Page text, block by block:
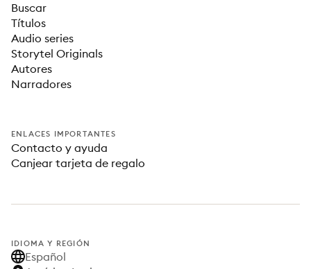
Buscar
Títulos
Audio series
Storytel Originals
Autores
Narradores
ENLACES IMPORTANTES
Contacto y ayuda
Canjear tarjeta de regalo
IDIOMA Y REGIÓN
Español